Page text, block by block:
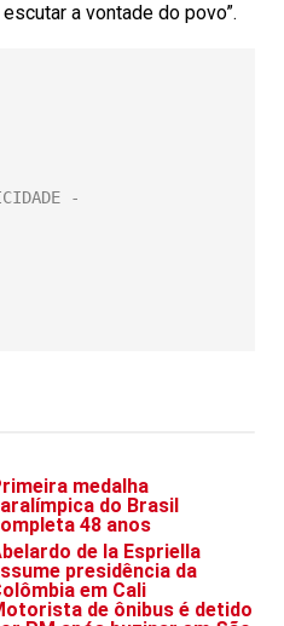
a vontade do povo”.